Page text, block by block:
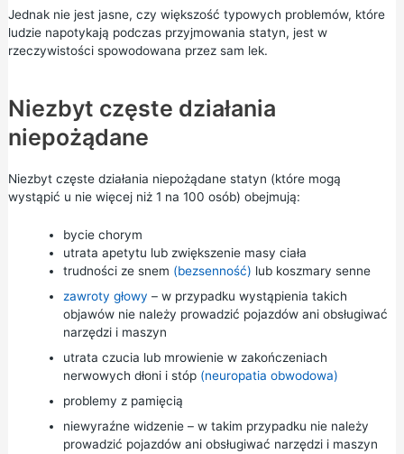
Jednak nie jest jasne, czy większość typowych problemów, które
ludzie napotykają podczas przyjmowania statyn, jest w
rzeczywistości spowodowana przez sam lek.
Niezbyt częste działania
niepożądane
Niezbyt częste działania niepożądane statyn (które mogą
wystąpić u nie więcej niż 1 na 100 osób) obejmują:
bycie chorym
utrata apetytu lub zwiększenie masy ciała
trudności ze snem (bezsenność) lub koszmary senne
zawroty głowy – w przypadku wystąpienia takich
objawów nie należy prowadzić pojazdów ani obsługiwać
narzędzi i maszyn
utrata czucia lub mrowienie w zakończeniach
nerwowych dłoni i stóp (neuropatia obwodowa)
problemy z pamięcią
niewyraźne widzenie – w takim przypadku nie należy
prowadzić pojazdów ani obsługiwać narzędzi i maszyn